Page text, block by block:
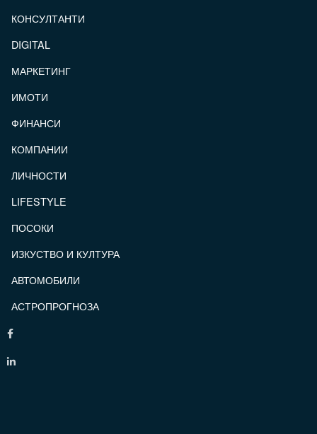
КОНСУЛТАНТИ
DIGITAL
МАРКЕТИНГ
ИМОТИ
ФИНАНСИ
КОМПАНИИ
ЛИЧНОСТИ
LIFESTYLE
ПОСОКИ
ИЗКУСТВО И КУЛТУРА
АВТОМОБИЛИ
АСТРОПРОГНОЗА